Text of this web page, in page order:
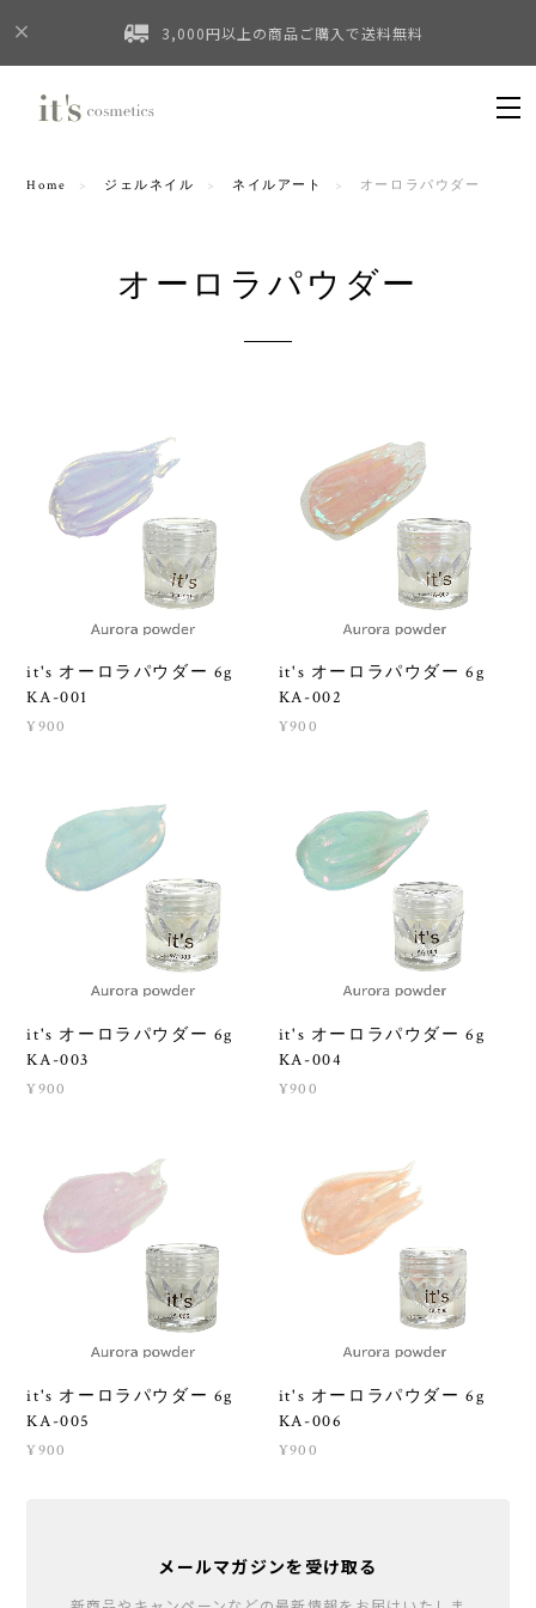
3,000円以上の商品ご購入で送料無料
Home ジェルネイル ネイルアート オーロラパウダー
オーロラパウダー
it's オーロラパウダー 6g
KA-001
¥900
it's オーロラパウダー 6g
KA-002
¥900
it's オーロラパウダー 6g
KA-003
¥900
it's オーロラパウダー 6g
KA-004
¥900
it's オーロラパウダー 6g
KA-005
¥900
it's オーロラパウダー 6g
KA-006
¥900
メールマガジンを受け取る